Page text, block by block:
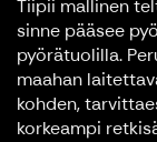
Tiipii mallinen
sinne pääsee
pyörätuolilla.
maahan
kohden,
korkeampi